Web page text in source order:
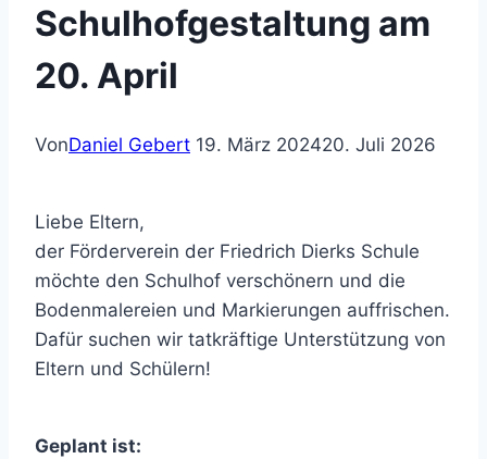
Schulhofgestaltung am
20. April
VonDaniel Gebert 19. März 202420. Juli 2026
Liebe Eltern,
der Förderverein der Friedrich Dierks Schule
möchte den Schulhof verschönern und die
Bodenmalereien und Markierungen auffrischen.
Dafür suchen wir tatkräftige Unterstützung von
Eltern und Schülern!
Geplant ist: